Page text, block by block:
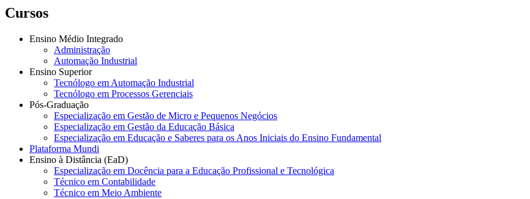
Cursos
Ensino Médio Integrado
Administração
Automação Industrial
Ensino Superior
Tecnólogo em Automação Industrial
Tecnólogo em Processos Gerenciais
Pós-Graduação
Especialização em Gestão de Micro e Pequenos Negócios
Especialização em Gestão da Educação Básica
Especialização em Educação e Saberes para os Anos Iniciais do Ensino Fundamental
Plataforma Mundi
Ensino à Distância (EaD)
Especialização em Docência para a Educação Profissional e Tecnológica
Técnico em Contabilidade
Técnico em Meio Ambiente